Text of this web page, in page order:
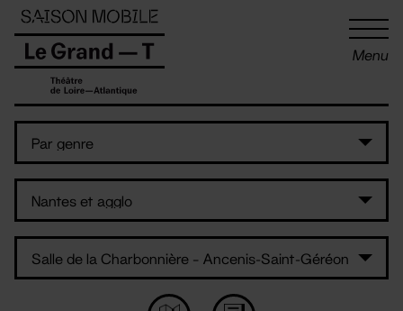
Menu
Panneau de gestion des cookies